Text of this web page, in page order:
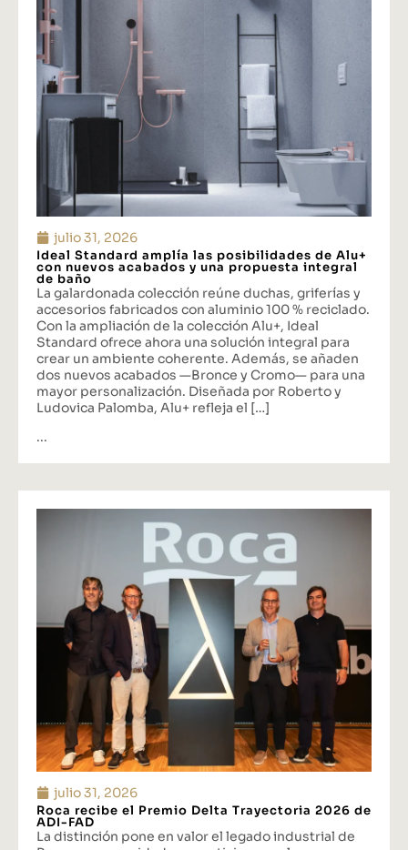
julio 31, 2026
Ideal Standard amplía las posibilidades de Alu+
con nuevos acabados y una propuesta integral
de baño
La galardonada colección reúne duchas, griferías y
accesorios fabricados con aluminio 100 % reciclado.
Con la ampliación de la colección Alu+, Ideal
Standard ofrece ahora una solución integral para
crear un ambiente coherente. Además, se añaden
dos nuevos acabados —Bronce y Cromo— para una
mayor personalización. Diseñada por Roberto y
Ludovica Palomba, Alu+ refleja el […]
...
julio 31, 2026
Roca recibe el Premio Delta Trayectoria 2026 de
ADI-FAD
La distinción pone en valor el legado industrial de